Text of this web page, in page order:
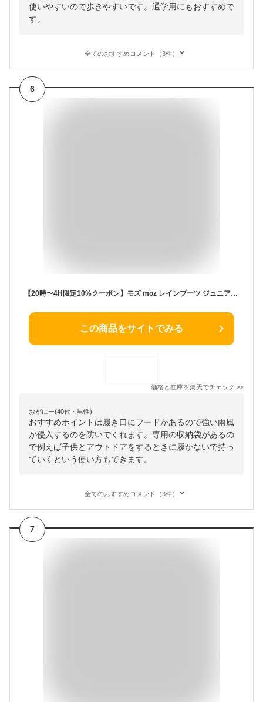
使いやすいので歩きやすいです。通学用にもおすすめで
す。
全てのおすすめコメント（3件）
6
【20時〜4H限定10%クーポン】モズ moz レインブーツ ジュニア キッズ 軽量 防水 黒 MZ8316 長靴 レインブーツ 歩きやすい 痛くない 履きやすい おしゃれ かわいい 携帯 袋付き フード付き ラバーブーツ レインシューズ ショート ミドル 雨 子供 子供靴 靴【2210L】
この商品をサイトでみる
価格と在庫を楽天でチェック >>
おがにー(40代・男性)
おすすめポイントは履き口にフードがあるので強い雨風
が侵入するのを防いでくれます。専用の収納袋があるの
で例えば子供とアウトドアをするときに履かないで持っ
ていくという使い方もできます。
全てのおすすめコメント（3件）
7